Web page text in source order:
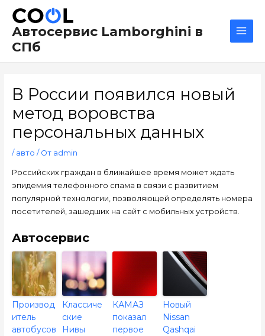
содержимому
Автосервис Lamborghini в
СПб
В России появился новый
метод воровства
персональных данных
/ авто / От admin
Российских граждан в ближайшее время может ждать
эпидемия телефонного спама в связи с развитием
популярной технологии, позволяющей определять номера
посетителей, зашедших на сайт с мобильных устройств.
Автосервис
Производ
итель
автобусов
Классиче
ские
Нивы
КАМАЗ
показал
первое
Новый
Nissan
Qashqai
по
записям